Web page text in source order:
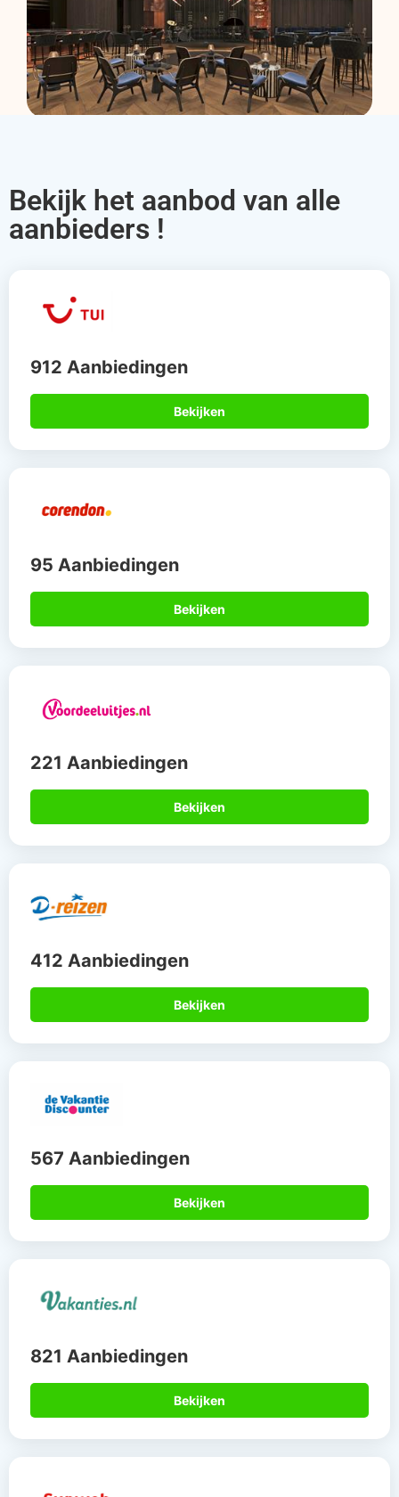
Bekijk het aanbod van alle
aanbieders !
912 Aanbiedingen
Bekijken
95 Aanbiedingen
Bekijken
221 Aanbiedingen
Bekijken
412 Aanbiedingen
Bekijken
567 Aanbiedingen
Bekijken
821 Aanbiedingen
Bekijken